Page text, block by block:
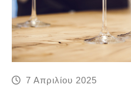
7 Απριλίου 2025